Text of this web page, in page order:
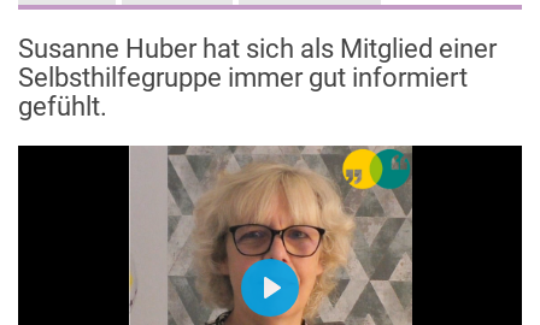
Susanne Huber hat sich als Mitglied einer
Selbsthilfegruppe immer gut informiert
gefühlt.